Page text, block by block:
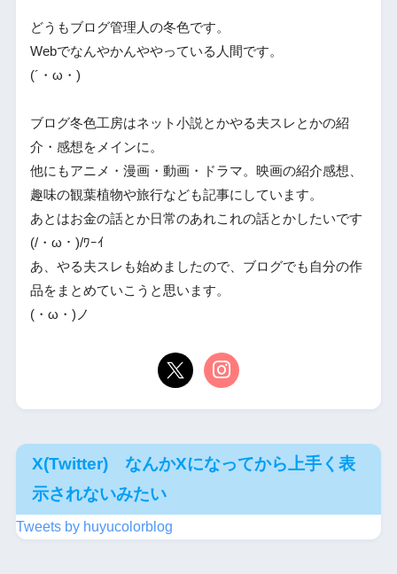
どうもブログ管理人の冬色です。
Webでなんやかんややっている人間です。
(´・ω・)
ブログ冬色工房はネット小説とかやる夫スレとかの紹
介・感想をメインに。
他にもアニメ・漫画・動画・ドラマ。映画の紹介感想、
趣味の観葉植物や旅行なども記事にしています。
あとはお金の話とか日常のあれこれの話とかしたいです
(/・ω・)/ﾜｰｲ
あ、やる夫スレも始めましたので、ブログでも自分の作
品をまとめていこうと思います。
(・ω・)ノ
X(Twitter) なんかXになってから上手く表
示されないみたい
Tweets by huyucolorblog